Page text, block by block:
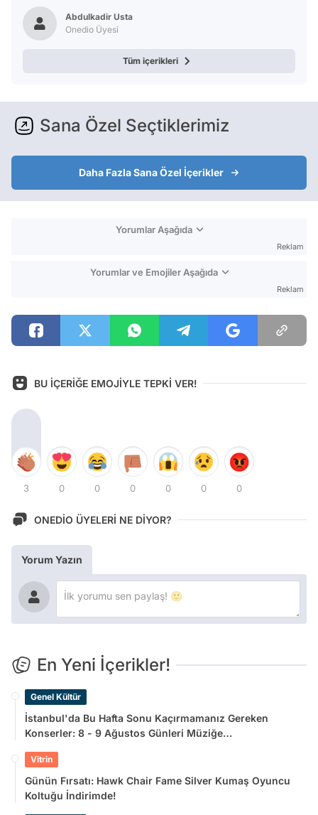
Abdulkadir Usta
Onedio Üyesi
Tüm içerikleri
Sana Özel Seçtiklerimiz
Daha Fazla Sana Özel İçerikler
Yorumlar Aşağıda
Reklam
Yorumlar ve Emojiler Aşağıda
Reklam
BU İÇERİĞE EMOJİYLE TEPKİ VER!
3 0 0 0 0 0 0
ONEDİO ÜYELERİ NE DİYOR?
Yorum Yazın
En Yeni İçerikler!
Genel Kültür
İstanbul'da Bu Hafta Sonu Kaçırmamanız Gereken
Konserler: 8 - 9 Ağustos Günleri Müziğe
Vitrin
Günün Fırsatı: Hawk Chair Fame Silver Kumaş Oyuncu
Koltuğu İndirimde!